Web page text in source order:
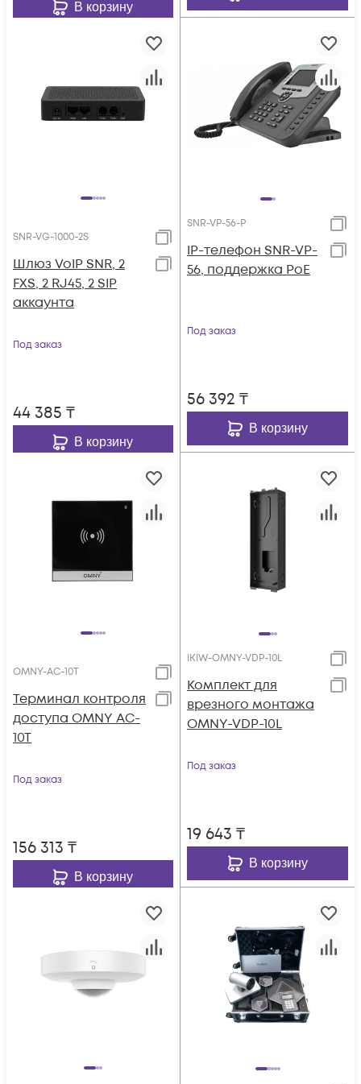
В корзину
SNR-VG-1000-2S
Шлюз VoIP SNR, 2
FXS, 2 RJ45, 2 SIP
аккаунта
Под заказ
44 385 ₸
В корзину
SNR-VP-56-P
IP-телефон SNR-VP-
56, поддержка PoE
Под заказ
56 392 ₸
В корзину
OMNY-AC-10T
Терминал контроля
доступа OMNY AC-
10T
Под заказ
156 313 ₸
В корзину
IKIW-OMNY-VDP-10L
Комплект для
врезного монтажа
OMNY-VDP-10L
Под заказ
19 643 ₸
В корзину